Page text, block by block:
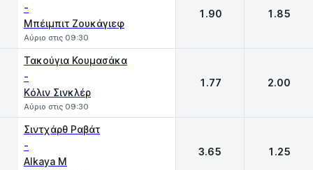
-
Μπέιμπιτ Ζουκάγιεφ
Αύριο στις 09:30
1.90 1.85
Τακούγια Κουμασάκα
-
Kόλιν Σινκλέρ
Αύριο στις 09:30
1.77 2.00
Σιντχάρθ Ραβάτ
-
Alkaya M
3.65 1.25